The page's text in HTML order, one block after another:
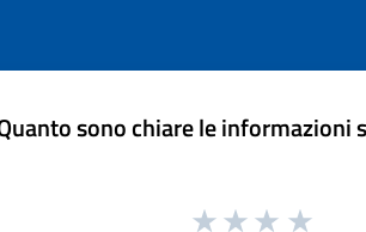
sono chiare le informazioni